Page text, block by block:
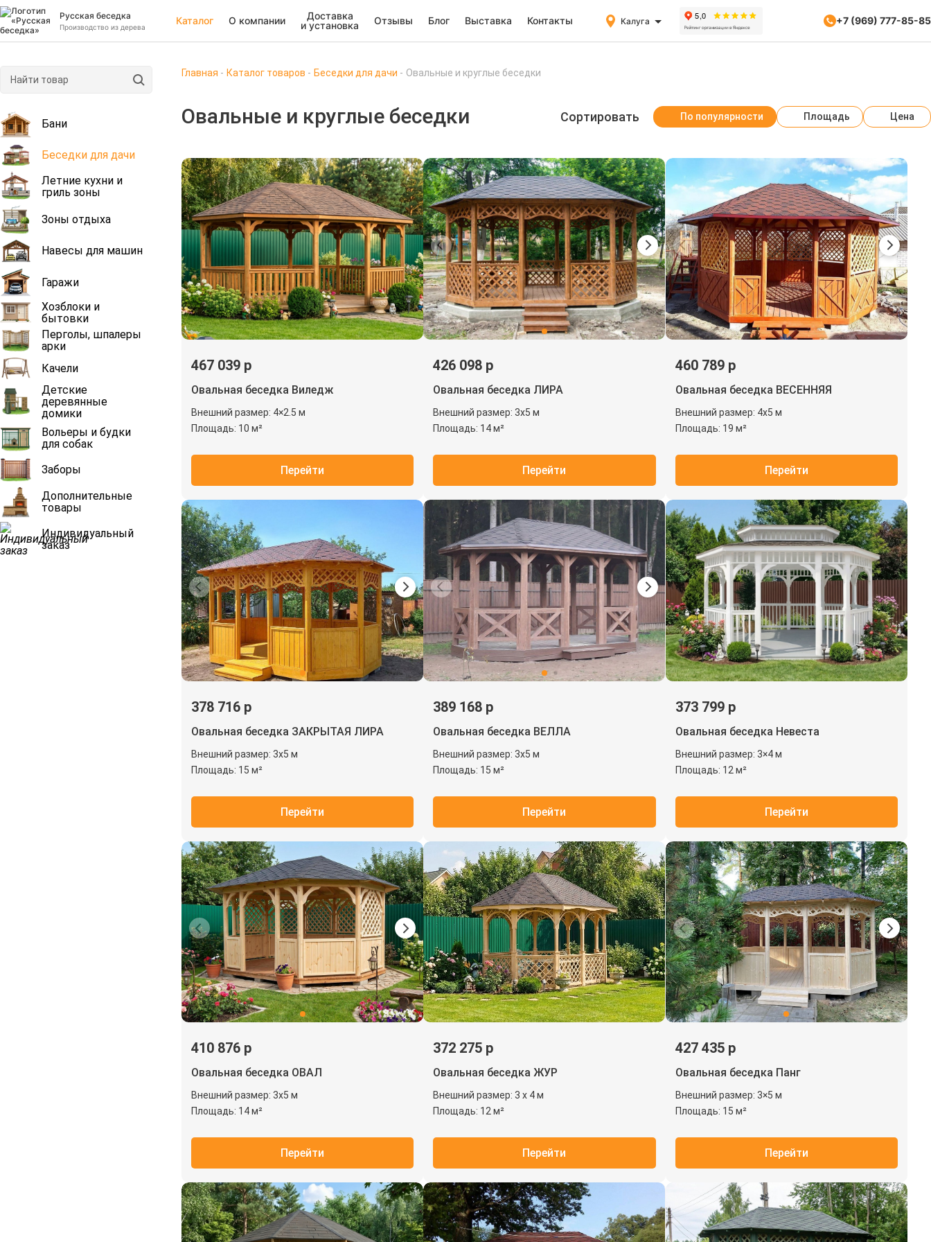
Русская беседка
Производство из дерева
Каталог О компании
Доставка
и установка
Отзывы Блог Выставка Контакты Калуга +7 (969) 777-85-85
Бани
Беседки для дачи
Летние кухни и
гриль зоны
Зоны отдыха
Навесы для машин
Гаражи
Хозблоки и
бытовки
Перголы, шпалеры
арки
Качели
Детские
деревянные
домики
Вольеры и будки
для собак
Заборы
Дополнительные
товары
Индивидуальный
заказ
Главная Каталог товаров Беседки для дачи Овальные и круглые беседки
Овальные и круглые беседки Сортировать По популярности Площадь Цена
467 039 р
Овальная беседка Виледж
Внешний размер: 4×2.5 м
Площадь: 10 м²
Перейти
426 098 р
Овальная беседка ЛИРА
Внешний размер: 3х5 м
Площадь: 14 м²
Перейти
460 789 р
Овальная беседка ВЕСЕННЯЯ
Внешний размер: 4х5 м
Площадь: 19 м²
Перейти
378 716 р
Овальная беседка ЗАКРЫТАЯ ЛИРА
Внешний размер: 3х5 м
Площадь: 15 м²
Перейти
389 168 р
Овальная беседка ВЕЛЛА
Внешний размер: 3х5 м
Площадь: 15 м²
Перейти
373 799 р
Овальная беседка Невеста
Внешний размер: 3×4 м
Площадь: 12 м²
Перейти
410 876 р
Овальная беседка ОВАЛ
Внешний размер: 3х5 м
Площадь: 14 м²
Перейти
372 275 р
Овальная беседка ЖУР
Внешний размер: 3 х 4 м
Площадь: 12 м²
Перейти
427 435 р
Овальная беседка Панг
Внешний размер: 3×5 м
Площадь: 15 м²
Перейти